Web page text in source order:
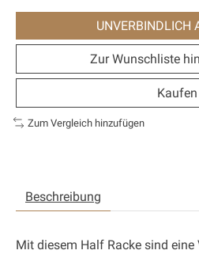
UNVERBINDLICH
Zur Wunschliste
Kaufen
Zum Vergleich hinzufügen
Beschreibung
Mit diesem Half Racke sind eine